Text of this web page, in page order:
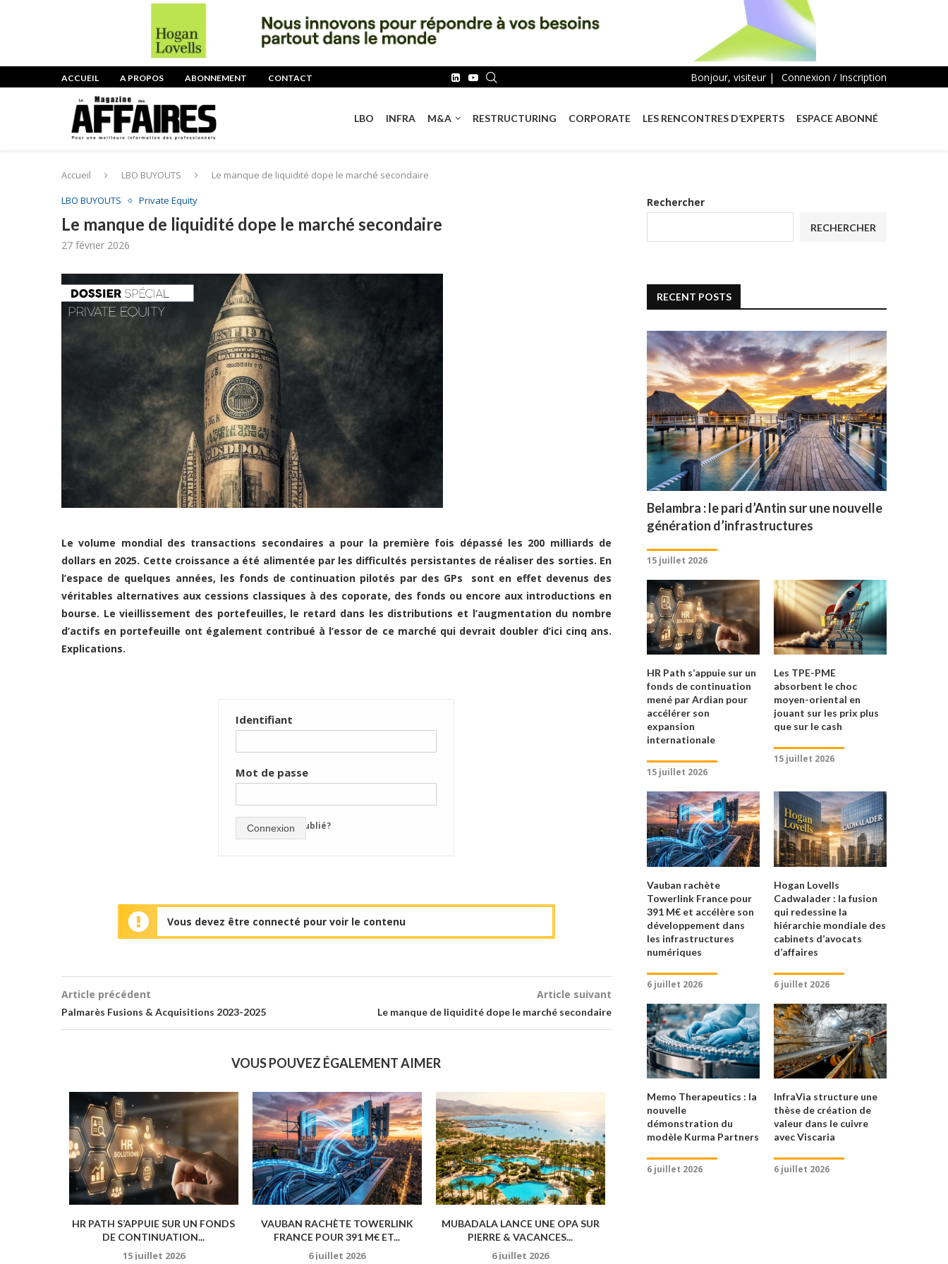
ACCUEIL A PROPOS ABONNEMENT CONTACT Bonjour, visiteur | Connexion / Inscription
LBO INFRA M&A RESTRUCTURING CORPORATE LES RENCONTRES D’EXPERTS ESPACE ABONNÉ
Accueil LBO BUYOUTS
Le manque de liquidité dope le marché secondaire
LBO BUYOUTS
Private Equity
Le manque de liquidité dope le marché secondaire
27 février 2026
Le volume mondial des transactions secondaires a pour la première fois dépassé les 200 milliards de
dollars en 2025. Cette croissance a été alimentée par les difficultés persistantes de réaliser des sorties. En
l’espace de quelques années, les fonds de continuation pilotés par des GPs
sont en effet devenus des
véritables alternatives aux cessions classiques à des coporate, des fonds ou encore aux introductions en
bourse. Le vieillissement des portefeuilles, le retard dans les distributions et l’augmentation du nombre
d’actifs en portefeuille ont également contribué à l’essor de ce marché qui devrait doubler d’ici cinq ans.
Explications.
Identifiant
Mot de passe
mot de passe oublié?
Connexion
Vous devez être connecté pour voir le contenu
Article précédent
Palmarès Fusions & Acquisitions 2023-2025
Article suivant
Le manque de liquidité dope le marché secondaire
VOUS POUVEZ ÉGALEMENT AIMER
HR PATH S’APPUIE SUR UN FONDS
DE CONTINUATION...
15 juillet 2026
VAUBAN RACHÈTE TOWERLINK
FRANCE POUR 391 M€ ET...
6 juillet 2026
MUBADALA LANCE UNE OPA SUR
PIERRE & VACANCES...
6 juillet 2026
Rechercher
RECHERCHER
RECENT POSTS
Belambra : le pari d’Antin sur une nouvelle
génération d’infrastructures
15 juillet 2026
HR Path s’appuie sur un
fonds de continuation
mené par Ardian pour
accélérer son
expansion
internationale
15 juillet 2026
Les TPE-PME
absorbent le choc
moyen-oriental en
jouant sur les prix plus
que sur le cash
15 juillet 2026
Vauban rachète
Towerlink France pour
391 M€ et accélère son
développement dans
les infrastructures
numériques
6 juillet 2026
Hogan Lovells
Cadwalader : la fusion
qui redessine la
hiérarchie mondiale des
cabinets d’avocats
d’affaires
6 juillet 2026
Memo Therapeutics : la
nouvelle
démonstration du
modèle Kurma Partners
6 juillet 2026
InfraVia structure une
thèse de création de
valeur dans le cuivre
avec Viscaria
6 juillet 2026